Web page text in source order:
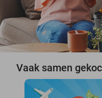
Vaak samen